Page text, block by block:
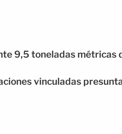
9,5 toneladas métricas
vinculadas